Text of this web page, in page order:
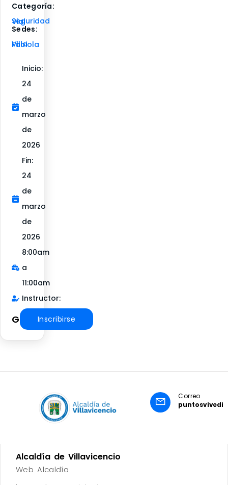
Categoría:
Seguridad Vial
Sedes:
Villa Fabiola
Inicio:
24
de
marzo
de
2026
Fin:
24
de
marzo
de
2026
8:00am
a
11:00am
Instructor:
GratuitoInscribirse
Correo
Alcaldía de Villavicencio
Web Alcaldía